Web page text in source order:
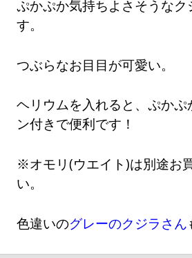
ぷかぷか気持ちよさそうな
す。
つぶらなお目目が可愛い。
ヘリウムを入れると、ぷか
ン付きで便利です！
※オモリ(ウエイト)は別途お
い。
色違いのグレーのクジラさん